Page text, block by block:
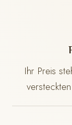
Ihr Preis